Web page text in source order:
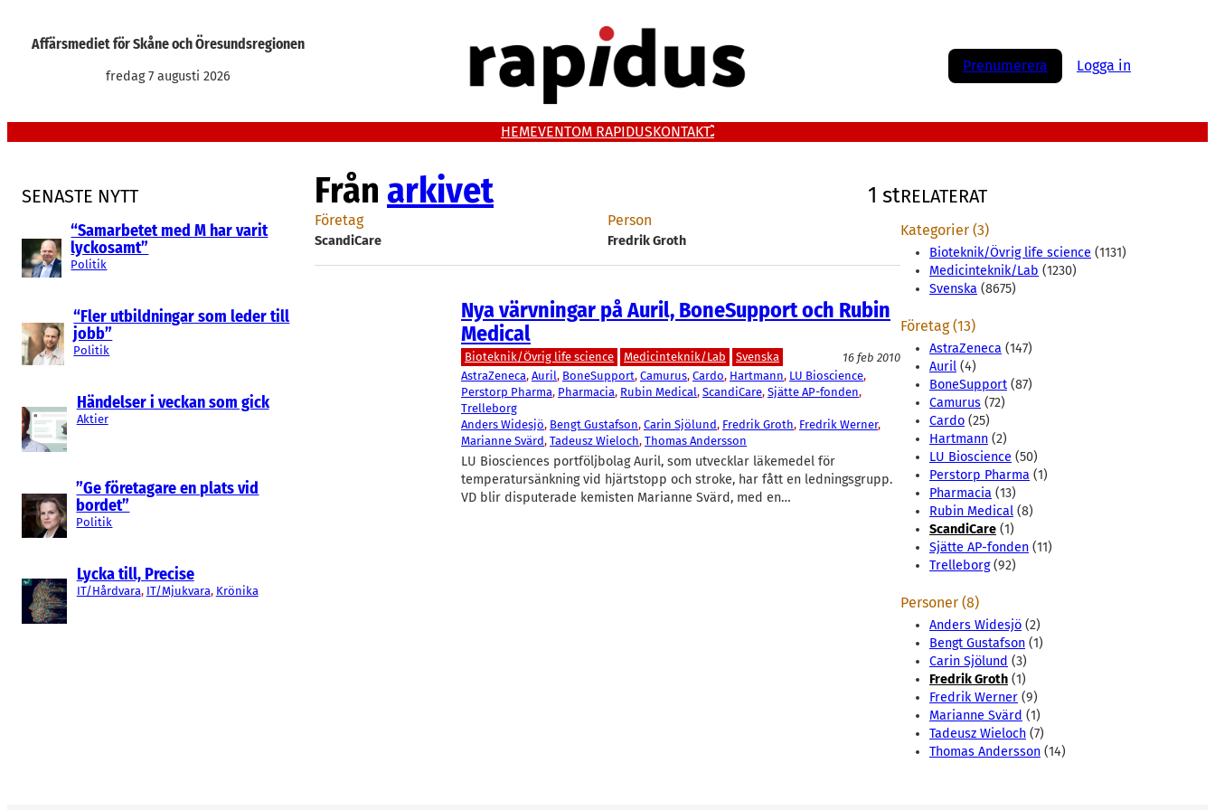
Affärsmediet för Skåne och Öresundsregionen
fredag 7 augusti 2026
Prenumerera Logga in
HEMEVENTOM RAPIDUSKONTAKT
SENASTE NYTT
“Samarbetet med M har varit
lyckosamt”
Politik
“Fler utbildningar som leder till
jobb”
Politik
Händelser i veckan som gick
Aktier
”Ge företagare en plats vid
bordet”
Politik
Lycka till, Precise
IT/Hårdvara, IT/Mjukvara, Krönika
Från arkivet 1 st
Företag
ScandiCare
Person
Fredrik Groth
Nya värvningar på Auril, BoneSupport och Rubin
Medical
Bioteknik/Övrig life science Medicinteknik/Lab Svenska
16 feb 2010
AstraZeneca, Auril, BoneSupport, Camurus, Cardo, Hartmann, LU Bioscience
Perstorp Pharma, Pharmacia, Rubin Medical, ScandiCare, Sjätte AP-fonden
Trelleborg
Anders Widesjö, Bengt Gustafson, Carin Sjölund, Fredrik Groth, Fredrik Werner
Marianne Svärd, Tadeusz Wieloch, Thomas Andersson
LU Biosciences portföljbolag Auril, som utvecklar läkemedel för
temperatursänkning vid hjärtstopp och stroke, har fått en ledningsgrupp.
VD blir disputerade kemisten Marianne Svärd, med en…
RELATERAT
Kategorier (3)
Bioteknik/Övrig life science (1131)
Medicinteknik/Lab (1230)
Svenska (8675)
Företag (13)
AstraZeneca (147)
Auril (4)
BoneSupport (87)
Camurus (72)
Cardo (25)
Hartmann (2)
LU Bioscience (50)
Perstorp Pharma (1)
Pharmacia (13)
Rubin Medical (8)
ScandiCare (1)
Sjätte AP-fonden (11)
Trelleborg(92)
Personer (8)
Anders Widesjö (2)
Bengt Gustafson (1)
Carin Sjölund (3)
Fredrik Groth (1)
Fredrik Werner (9)
Marianne Svärd (1)
Tadeusz Wieloch (7)
Thomas Andersson (14)